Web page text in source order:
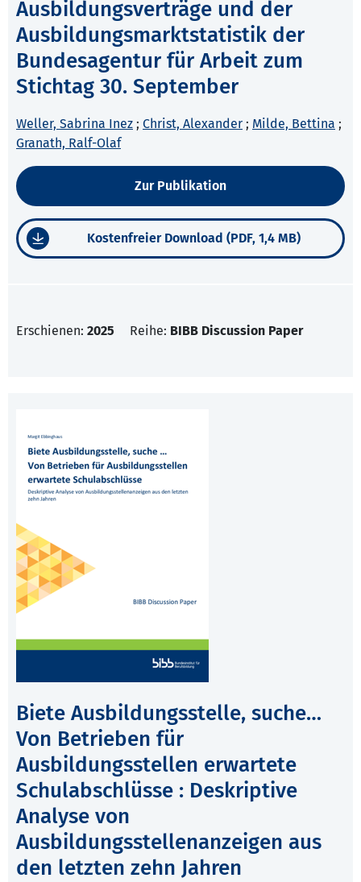
Ausbildungsverträge und der
Ausbildungsmarktstatistik der
Bundesagentur für Arbeit zum
Stichtag 30. September
Weller, Sabrina Inez ; Christ, Alexander ; Milde, Bettina ;
Granath, Ralf-Olaf
Zur Publikation
Kostenfreier Download (PDF, 1,4 MB)
Erschienen: 2025 Reihe: BIBB Discussion Paper
Biete Ausbildungsstelle, suche…
Von Betrieben für
Ausbildungsstellen erwartete
Schulabschlüsse : Deskriptive
Analyse von
Ausbildungsstellenanzeigen aus
den letzten zehn Jahren